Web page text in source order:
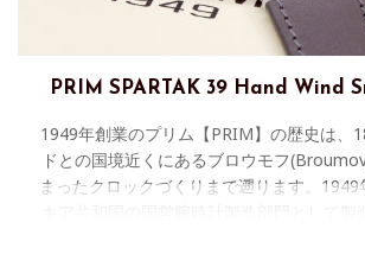
PRIM SPARTAK 39 Hand Wind
1949年創業のプリム【PRIM】の歴史は、
ドとの国境近くにあるブロウモフ
まったクロックづくりまで遡ります。